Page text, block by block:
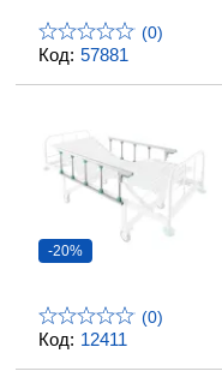
Код: 57881
(0)
Код: 12411
-20%
(0)